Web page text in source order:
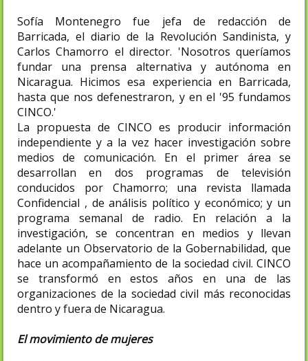
Sofía Montenegro fue jefa de redacción de
Barricada, el diario de la Revolución Sandinista, y
Carlos Chamorro el director. 'Nosotros queríamos
fundar una prensa alternativa y autónoma en
Nicaragua. Hicimos esa experiencia en Barricada,
hasta que nos defenestraron, y en el '95 fundamos
CINCO.'
La propuesta de CINCO es producir información
independiente y a la vez hacer investigación sobre
medios de comunicación. En el primer área se
desarrollan en dos programas de televisión
conducidos por Chamorro; una revista llamada
Confidencial , de análisis político y económico; y un
programa semanal de radio. En relación a la
investigación, se concentran en medios y llevan
adelante un Observatorio de la Gobernabilidad, que
hace un acompañamiento de la sociedad civil. CINCO
se transformó en estos años en una de las
organizaciones de la sociedad civil más reconocidas
dentro y fuera de Nicaragua.
El movimiento de mujeres